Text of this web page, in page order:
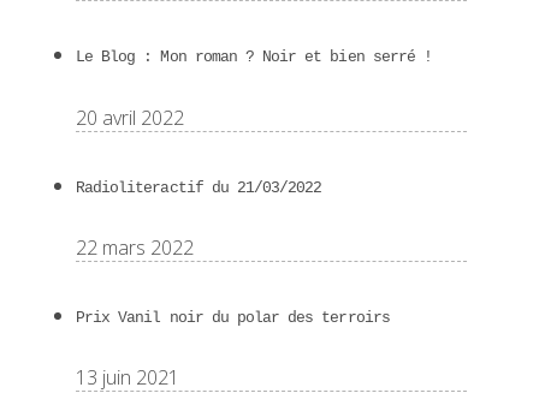
Le Blog : Mon roman ? Noir et bien serré !
20 avril 2022
Radioliteractif du 21/03/2022
22 mars 2022
Prix Vanil noir du polar des terroirs
13 juin 2021